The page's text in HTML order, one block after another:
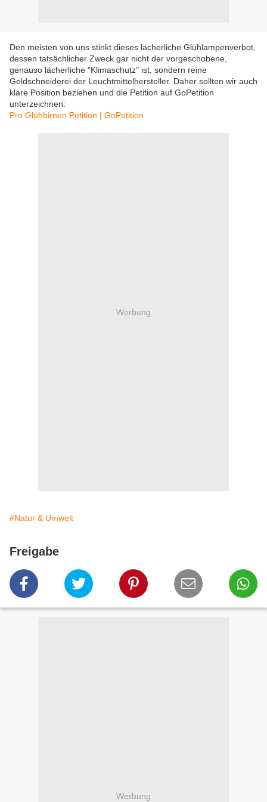
Den meisten von uns stinkt dieses lächerliche Glühlampenverbot,
dessen tatsächlicher Zweck gar nicht der vorgeschobene,
genauso lächerliche "Klimaschutz" ist, sondern reine
Geldschneiderei der Leuchtmittelhersteller. Daher sollten wir auch
klare Position beziehen und die Petition auf GoPetition
unterzeichnen:
Pro Glühbirnen Petition | GoPetition
Werbung
#Natur & Umwelt
Freigabe
Werbung